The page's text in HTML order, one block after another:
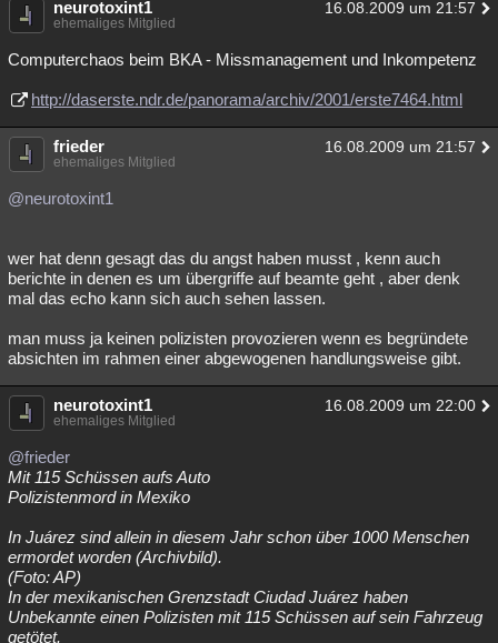
neurotoxint1 16.08.2009 um 21:57
ehemaliges Mitglied
Computerchaos beim BKA - Missmanagement und Inkompetenz
http://daserste.ndr.de/panorama/archiv/2001/erste7464.html
frieder 16.08.2009 um 21:57
ehemaliges Mitglied
@neurotoxint1
wer hat denn gesagt das du angst haben musst , kenn auch
berichte in denen es um übergriffe auf beamte geht , aber denk
mal das echo kann sich auch sehen lassen.
man muss ja keinen polizisten provozieren wenn es begründete
absichten im rahmen einer abgewogenen handlungsweise gibt.
neurotoxint1 16.08.2009 um 22:00
ehemaliges Mitglied
@frieder
Mit 115 Schüssen aufs Auto
Polizistenmord in Mexiko
In Juárez sind allein in diesem Jahr schon über 1000 Menschen
ermordet worden (Archivbild).
(Foto: AP)
In der mexikanischen Grenzstadt Ciudad Juárez haben
Unbekannte einen Polizisten mit 115 Schüssen auf sein Fahrzeug
getötet.